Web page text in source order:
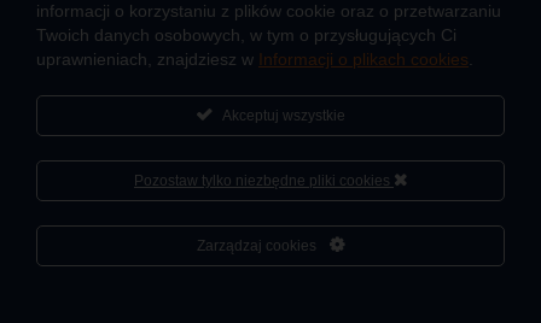
JAK POWSTAJE CIEPŁO
ŹRÓDŁA CIEPŁA
Mapa sieci ciepłowniczej
KIERUNKI ROZWOJU SIECI CIEPŁOWNICZEJ
CO TO JEST KOGENERACJA
informacji o korzystaniu z plików cookie oraz o przetwarzaniu
Twoich danych osobowych, w tym o przysługujących Ci
uprawnieniach, znajdziesz w Informacji o plikach cookies
Akceptuj wszystkie
Pozostaw tylko niezbędne pliki cookies
Zarządzaj cookiesCześć, porozmawiaj ze mną